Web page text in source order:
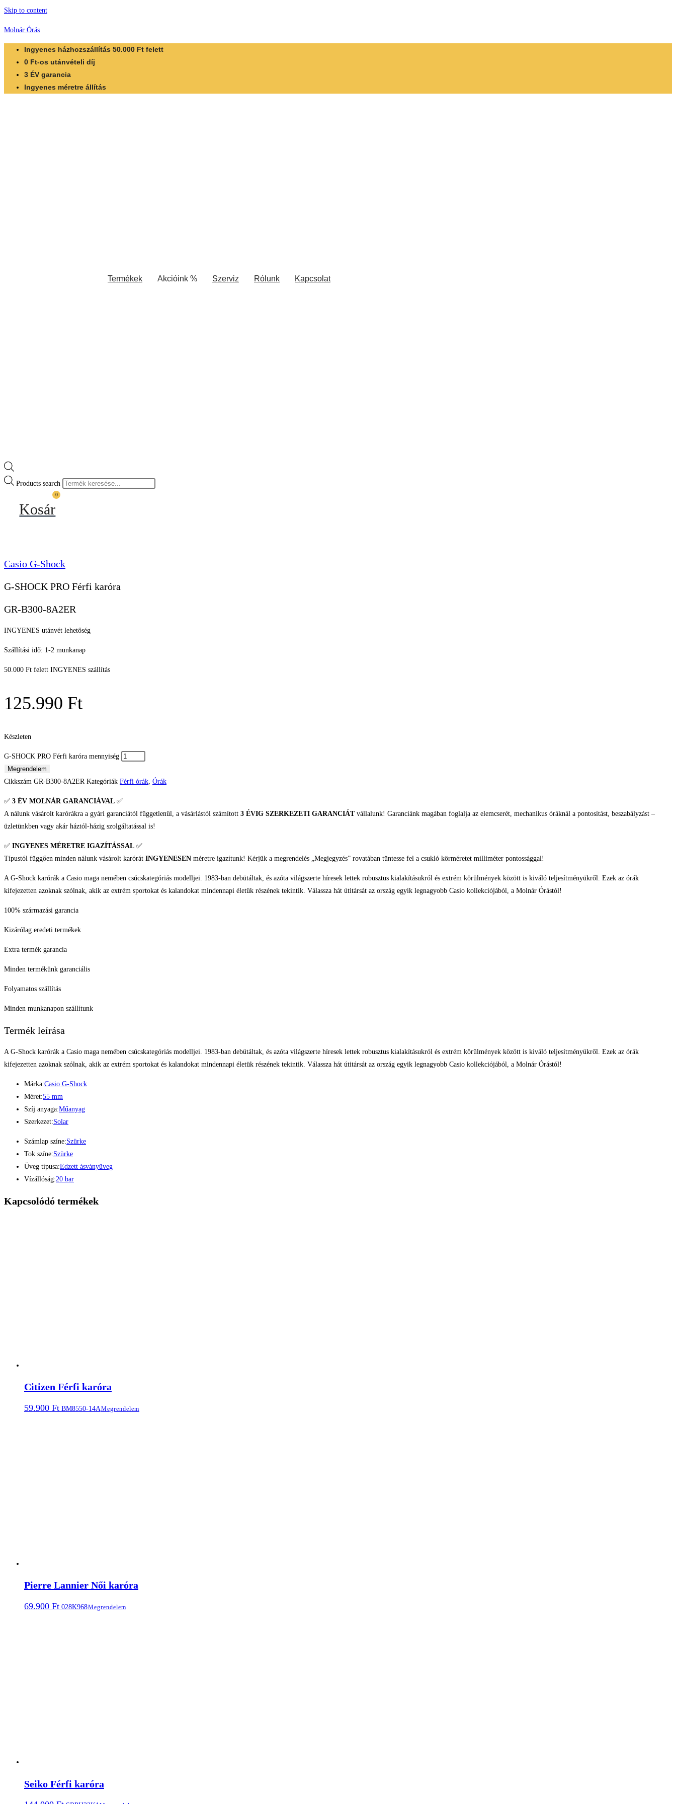
Skip to content
Molnár Órás
Ingyenes házhozszállítás 50.000 Ft felett
0 Ft-os utánvételi díj
3 ÉV garancia
Ingyenes méretre állítás
Termékek Akcióink % Szerviz Rólunk Kapcsolat
Products search
0
Kosár
Casio G-Shock
G-SHOCK PRO Férfi karóra
GR-B300-8A2ER
INGYENES utánvét lehetőség
Szállítási idő: 1-2 munkanap
50.000 Ft felett INGYENES szállítás
125.990 Ft
Készleten
G-SHOCK PRO Férfi karóra mennyiség
Megrendelem
Cikkszám GR-B300-8A2ER Kategóriák Férfi órák, Órák
✅ 3 ÉV MOLNÁR GARANCIÁVAL ✅
A nálunk vásárolt karórákra a gyári garanciától függetlenül, a vásárlástól számított 3 ÉVIG SZERKEZETI GARANCIÁTvállalunk! Garanciánk magában foglalja az elemcserét, mechanikus óráknál a pontosítást, beszabályzást –
üzletünkben vagy akár háztól-házig szolgáltatással is!
✅ INGYENES MÉRETRE IGAZÍTÁSSAL ✅
Típustól függően minden nálunk vásárolt karórát INGYENESEN méretre igazítunk! Kérjük a megrendelés „Megjegyzés” rovatában tüntesse fel a csukló körméretet milliméter pontossággal!
A G-Shock karórák a Casio maga nemében csúcskategóriás modelljei. 1983-ban debütáltak, és azóta világszerte híresek lettek robusztus kialakításukról és extrém körülmények között is kiváló teljesítményükről. Ezek az órák
kifejezetten azoknak szólnak, akik az extrém sportokat és kalandokat mindennapi életük részének tekintik. Válassza hát útitársát az ország egyik legnagyobb Casio kollekciójából, a Molnár Órástól!
100% származási garancia
Kizárólag eredeti termékek
Extra termék garancia
Minden termékünk garanciális
Folyamatos szállítás
Minden munkanapon szállítunk
Termék leírása
A G-Shock karórák a Casio maga nemében csúcskategóriás modelljei. 1983-ban debütáltak, és azóta világszerte híresek lettek robusztus kialakításukról és extrém körülmények között is kiváló teljesítményükről. Ezek az órák
kifejezetten azoknak szólnak, akik az extrém sportokat és kalandokat mindennapi életük részének tekintik. Válassza hát útitársát az ország egyik legnagyobb Casio kollekciójából, a Molnár Órástól!
Márka:Casio G-Shock
Méret:55 mm
Szíj anyaga:Műanyag
Szerkezet:Solar
Számlap színe:Szürke
Tok színe:Szürke
Üveg típusa:Edzett ásványüveg
Vízállóság:20 bar
Kapcsolódó termékek
Citizen Férfi karóra
59.900 Ft BM8550-14AMegrendelem
Pierre Lannier Női karóra
69.900 Ft 028K968Megrendelem
Seiko Férfi karóra